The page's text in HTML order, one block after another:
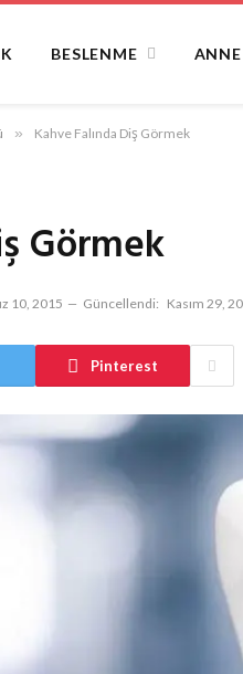
BESLENME
» Kahve Falında Diş Görmek
Görmek
10, 2015 Güncellendi: Kasım 29,
Pinterest